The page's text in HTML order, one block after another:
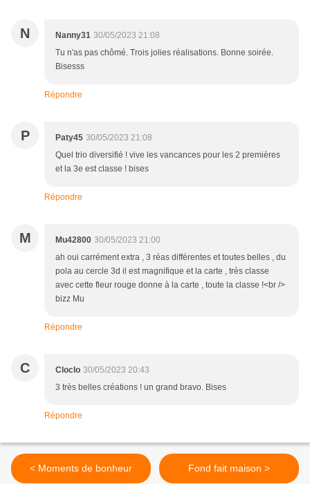
N Nanny31 30/05/2023 21:08
Tu n'as pas chômé. Trois jolies réalisations. Bonne soirée.
Bisesss
Répondre
P Paty45 30/05/2023 21:08
Quel trio diversifié ! vive les vancances pour les 2 premières
et la 3e est classe ! bises
Répondre
M Mu42800 30/05/2023 21:00
ah oui carrément extra , 3 réas différentes et toutes belles , du
pola au cercle 3d il est magnifique et la carte , très classe
avec cette fleur rouge donne à la carte , toute la classe !<br />
bizz Mu
Répondre
C Cloclo 30/05/2023 20:43
3 très belles créations ! un grand bravo. Bises
Répondre
< Moments de bonheur Fond fait maison >